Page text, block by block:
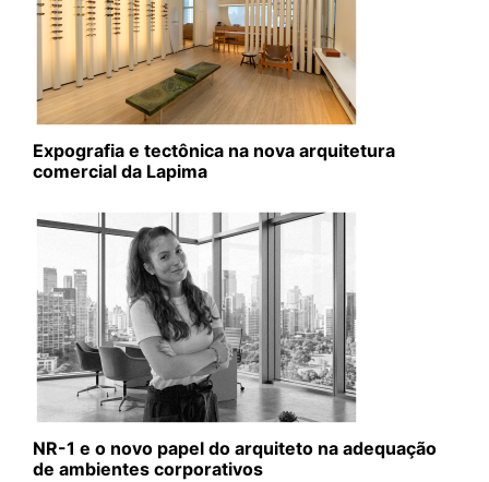
Expografia e tectônica na nova arquitetura
comercial da Lapima
NR-1 e o novo papel do arquiteto na adequação
de ambientes corporativos